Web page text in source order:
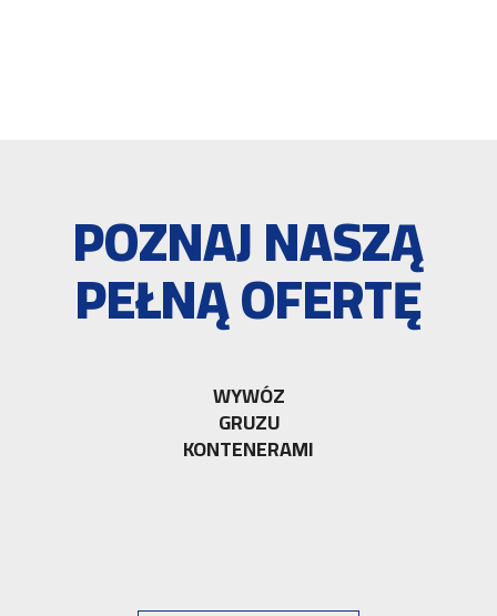
POZNAJ NASZĄ
PEŁNĄ OFERTĘ
WYWÓZ
GRUZU
KONTENERAMI